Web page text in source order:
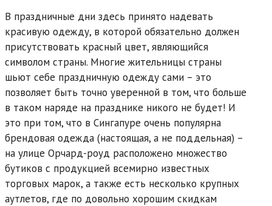
В праздничные дни здесь принято надевать
красивую одежду, в которой обязательно должен
присутствовать красный цвет, являющийся
символом страны. Многие жительницы страны
шьют себе праздничную одежду сами – это
позволяет быть точно уверенной в том, что больше
в таком наряде на празднике никого не будет! И
это при том, что в Сингапуре очень популярна
брендовая одежда (настоящая, а не поддельная) –
на улице Орчард-роуд расположено множество
бутиков с продукцией всемирно известных
торговых марок, а также есть несколько крупных
аутлетов, где по довольно хорошим скидкам